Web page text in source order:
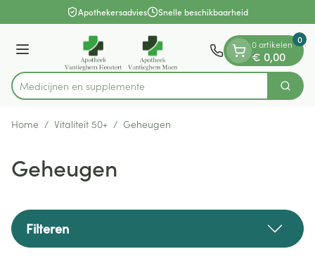
Ga naar de inhoudApothekersadvies Snelle beschikbaarheid
Menu
Product, merk, categorie...
Medici Zoek
0 artikelen
€ 0,00
0
Home / Vitaliteit 50+ / Geheugen
Geheugen
Filteren